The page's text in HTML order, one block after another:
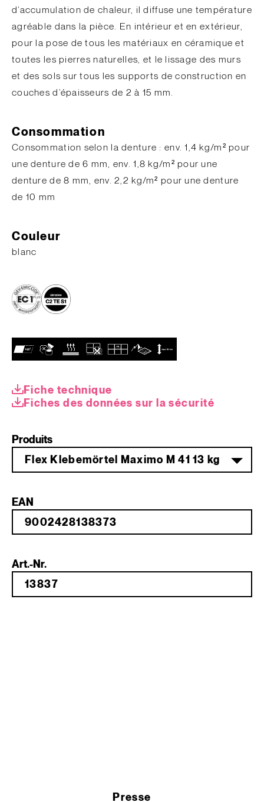
d’accumulation de chaleur, il diffuse une température
agréable dans la pièce. En intérieur et en extérieur,
pour la pose de tous les matériaux en céramique et
toutes les pierres naturelles, et le lissage des murs
et des sols sur tous les supports de construction en
couches d’épaisseurs de 2 à 15 mm.
Consommation
Consommation selon la denture : env. 1,4 kg/m² pour
une denture de 6 mm, env. 1,8 kg/m² pour une
denture de 8 mm, env. 2,2 kg/m² pour une denture
de 10 mm
Couleur
blanc
Fiche technique
Fiches des données sur la sécurité
Produits
Flex Klebemörtel Maximo M 41 13 kg
EAN
Art.-Nr.
Presse